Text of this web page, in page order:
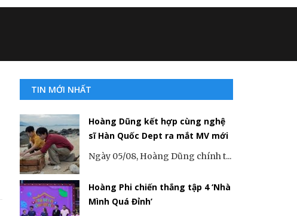
TIN MỚI NHẤT
Hoàng Dũng kết hợp cùng nghệ
sĩ Hàn Quốc Dept ra mắt MV mới
Ngày 05/08, Hoàng Dũng chính t...
Hoàng Phi chiến thắng tập 4 ‘Nhà
Mình Quá Đỉnh’